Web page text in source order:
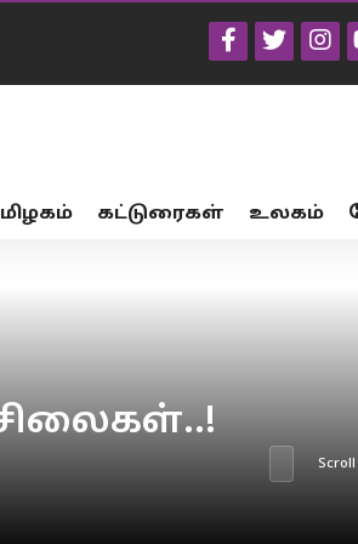
கட்டுரைகள் உலகம்
Scroll